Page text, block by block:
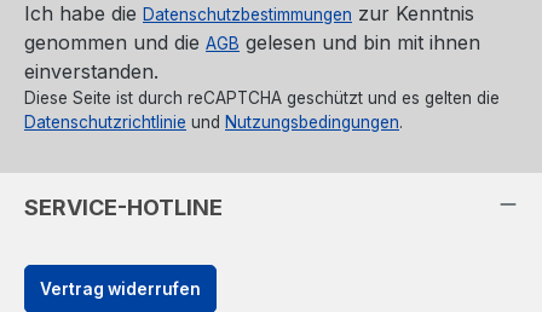
Ich habe die Datenschutzbestimmungen zur Kenntnis
genommen und die AGB gelesen und bin mit ihnen
einverstanden.
Diese Seite ist durch reCAPTCHA geschützt und es gelten die
Datenschutzrichtlinie und Nutzungsbedingungen.
SERVICE-HOTLINE
Vertrag widerrufen